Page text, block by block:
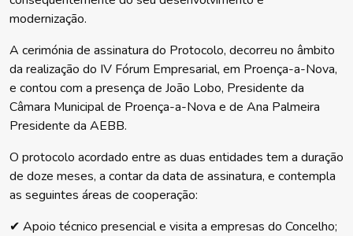
modernização.
A cerimónia de assinatura do Protocolo, decorreu no âmbito
da realização do IV Fórum Empresarial, em Proença-a-Nova,
e contou com a presença de João Lobo, Presidente da
Câmara Municipal de Proença-a-Nova e de Ana Palmeira
Presidente da AEBB.
O protocolo acordado entre as duas entidades tem a duração
de doze meses, a contar da data de assinatura, e contempla
as seguintes áreas de cooperação:
✔ Apoio técnico presencial e visita a empresas do Concelho;